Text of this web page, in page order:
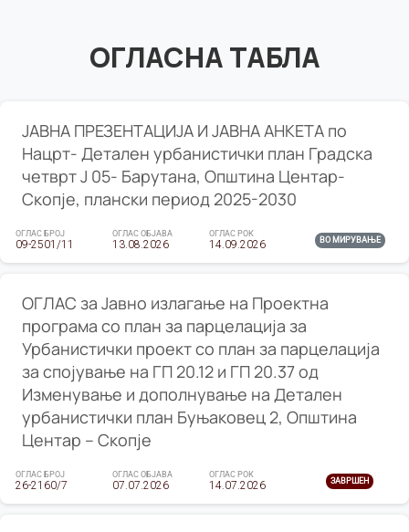
ОГЛАСНА ТАБЛА
ЈАВНА ПРЕЗЕНТАЦИЈА И ЈАВНА АНКЕТА по
Нацрт- Детален урбанистички план Градска
четврт Ј 05- Барутана, Општина Центар-
Скопје, плански период 2025-2030
ОГЛАС БРОЈ
09-2501/11
ОГЛАС ОБЈАВА
13.08.2026
ОГЛАС РОК
14.09.2026 ВО МИРУВАЊЕ
ОГЛАС за Јавно излагање на Проектна
програма со план за парцелација за
Урбанистички проект со план за парцелација
за спојување на ГП 20.12 и ГП 20.37 од
Изменување и дополнување на Детален
урбанистички план Буњаковец 2, Општина
Центар – Скопје
ОГЛАС БРОЈ
26-2160/7
ОГЛАС ОБЈАВА
07.07.2026
ОГЛАС РОК
14.07.2026 ЗАВРШЕН